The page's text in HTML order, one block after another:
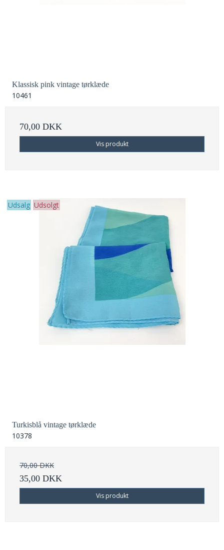
Klassisk pink vintage tørklæde
10461
70,00 DKK
Vis produkt
Udsalg Udsolgt
Turkisblå vintage tørklæde
10378
70,00 DKK
35,00 DKK
Vis produkt